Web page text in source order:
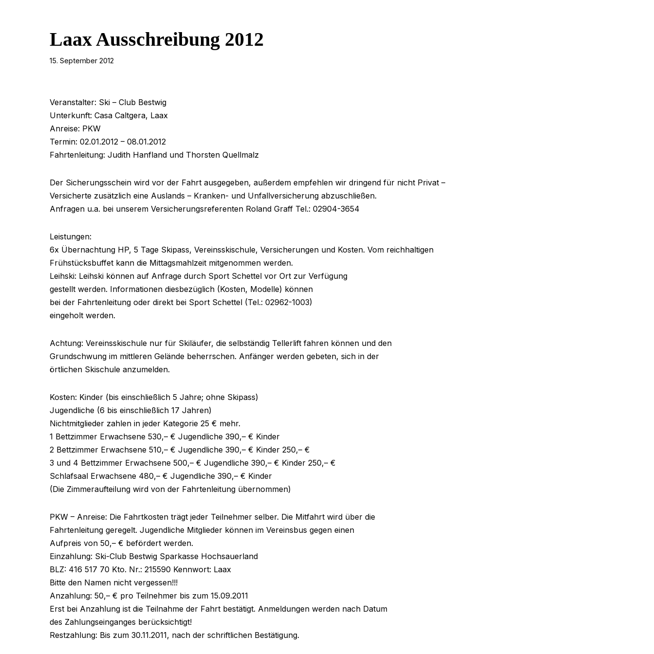
Laax Ausschreibung 2012
15. September 2012
Veranstalter: Ski – Club Bestwig
Unterkunft: Casa Caltgera, Laax
Anreise: PKW
Termin: 02.01.2012 – 08.01.2012
Fahrtenleitung: Judith Hanfland und Thorsten Quellmalz
Der Sicherungsschein wird vor der Fahrt ausgegeben, außerdem empfehlen wir dringend für nicht Privat –
Versicherte zusätzlich eine Auslands – Kranken- und Unfallversicherung abzuschließen.
Anfragen u.a. bei unserem Versicherungsreferenten Roland Graff Tel.: 02904-3654
Leistungen:
6x Übernachtung HP, 5 Tage Skipass, Vereinsskischule, Versicherungen und Kosten. Vom reichhaltigen
Frühstücksbuffet kann die Mittagsmahlzeit mitgenommen werden.
Leihski: Leihski können auf Anfrage durch Sport Schettel vor Ort zur Verfügung
gestellt werden. Informationen diesbezüglich (Kosten, Modelle) können
bei der Fahrtenleitung oder direkt bei Sport Schettel (Tel.: 02962-1003)
eingeholt werden.
Achtung: Vereinsskischule nur für Skiläufer, die selbständig Tellerlift fahren können und den
Grundschwung im mittleren Gelände beherrschen. Anfänger werden gebeten, sich in der
örtlichen Skischule anzumelden.
Kosten: Kinder (bis einschließlich 5 Jahre; ohne Skipass)
Jugendliche (6 bis einschließlich 17 Jahren)
Nichtmitglieder zahlen in jeder Kategorie 25 € mehr.
1 Bettzimmer Erwachsene 530,– € Jugendliche 390,– € Kinder
2 Bettzimmer Erwachsene 510,– € Jugendliche 390,– € Kinder 250,– €
3 und 4 Bettzimmer Erwachsene 500,– € Jugendliche 390,– € Kinder 250,– €
Schlafsaal Erwachsene 480,– € Jugendliche 390,– € Kinder
(Die Zimmeraufteilung wird von der Fahrtenleitung übernommen)
PKW – Anreise: Die Fahrtkosten trägt jeder Teilnehmer selber. Die Mitfahrt wird über die
Fahrtenleitung geregelt. Jugendliche Mitglieder können im Vereinsbus gegen einen
Aufpreis von 50,– € befördert werden.
Einzahlung: Ski-Club Bestwig Sparkasse Hochsauerland
BLZ: 416 517 70 Kto. Nr.: 215590 Kennwort: Laax
Bitte den Namen nicht vergessen!!!
Anzahlung: 50,– € pro Teilnehmer bis zum 15.09.2011
Erst bei Anzahlung ist die Teilnahme der Fahrt bestätigt. Anmeldungen werden nach Datum
des Zahlungseinganges berücksichtigt!
Restzahlung: Bis zum 30.11.2011, nach der schriftlichen Bestätigung.